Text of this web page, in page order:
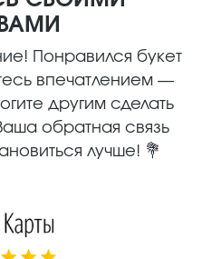
Понравился букет
впечатлением —
другим сделать
обратная связь
лучше! 💐